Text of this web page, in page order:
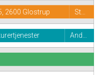
2600 Glostrup St…
And…